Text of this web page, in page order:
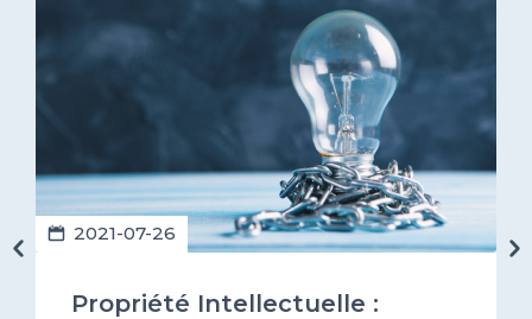
2021-07-26
Propriété Intellectuelle :